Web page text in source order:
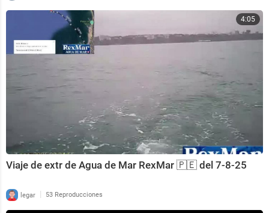
4:05
Viaje de extr de Agua de Mar RexMar 🇵🇪 del 7-8-25
legar | 53 Reproducciones